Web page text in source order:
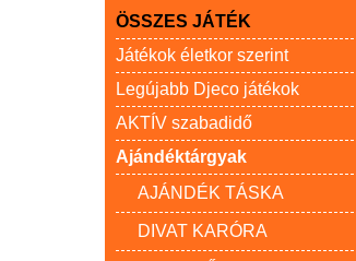
ÖSSZES JÁTÉK
Játékok életkor szerint
Legújabb Djeco játékok
AKTÍV szabadidő
Ajándéktárgyak
AJÁNDÉK TÁSKA
DIVAT KARÓRA